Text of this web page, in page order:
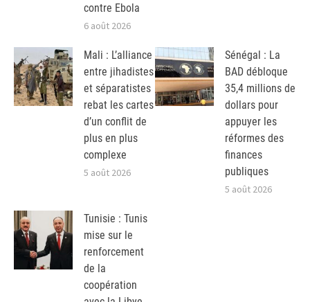
contre Ebola
6 août 2026
Mali : L’alliance
entre jihadistes
et séparatistes
rebat les cartes
d’un conflit de
plus en plus
complexe
5 août 2026
Sénégal : La
BAD débloque
35,4 millions de
dollars pour
appuyer les
réformes des
finances
publiques
5 août 2026
Tunisie : Tunis
mise sur le
renforcement
de la
coopération